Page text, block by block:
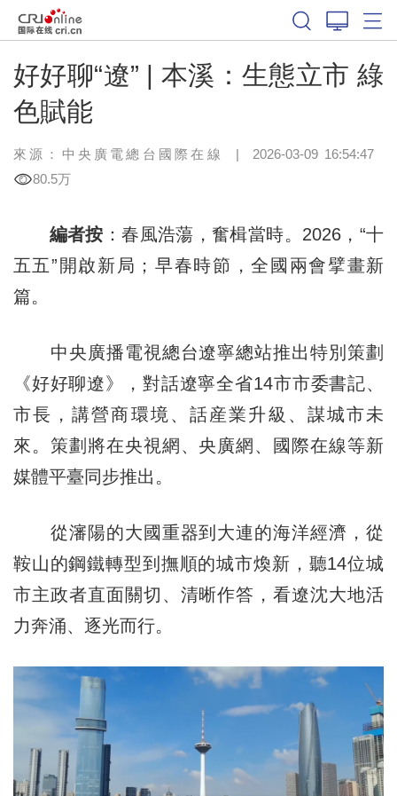
好好聊“遼” | 本溪：生態立市 綠
色賦能
來源：中央廣電總台國際在線 | 2026-03-09 16:54:47
80.5万
編者按 ：春風浩蕩，奮楫當時。2026， “十
五五”開啟新局；早春時節，全國兩會擘畫新
篇。
中央廣播電視總台遼寧總站推出特別策劃
《好好聊遼》，對話遼寧全省14市市委書記、
市長，講營商環境、話産業升級、謀城市未
來。策劃將在央視網、央廣網、國際在線等新
媒體平臺同步推出。
從瀋陽的大國重器到大連的海洋經濟，從
鞍山的鋼鐵轉型到撫順的城市煥新，聽14位城
市主政者直面關切、清晰作答，看遼沈大地活
力奔涌、逐光而行。